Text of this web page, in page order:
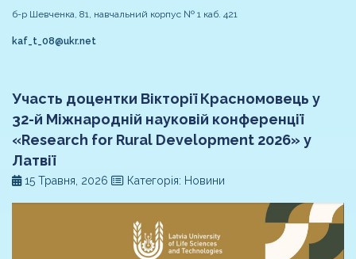
б-р Шевченка, 81, навчальний корпус № 1 каб. 421
kaf_t_08@ukr.net
Участь доцентки Вікторії Красномовець у
32-й Міжнародній науковій конференції
«Research for Rural Development 2026» у
Латвії
15 Травня, 2026 Категорія: Новини